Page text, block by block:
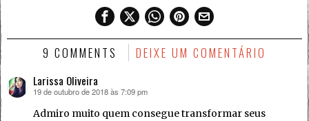
9 COMMENTS DEIXE UM COMENTÁRIO
Larissa Oliveira
disse:
19 de outubro de 2018 às 7:09 pm
Admiro muito quem consegue transformar seus